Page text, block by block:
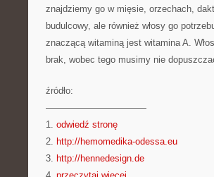
znajdziemy go w mięsie, orzechach,
budulcowy, ale również włosy go
znaczącą witaminą jest witamina A.
brak, wobec tego musimy nie
źródło:
———————————
1. odwiedź stronę
2. http://hemomedika-odessa.eu
3. http://hennedesign.de